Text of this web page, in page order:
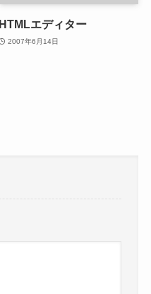
HTMLエディター
2007年6月14日